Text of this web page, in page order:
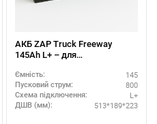
АКБ ZAP Truck Freeway
145Ah L+ – для
Ємність: 145
Пусковий струм: 800
Схема підключення: L+
ДШВ (мм): 513*189*223